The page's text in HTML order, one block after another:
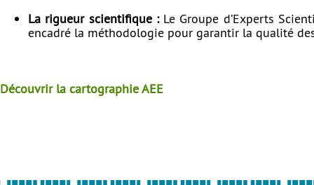
La rigueur scientifique :Le Groupe d’Experts
encadré la méthodologie pour garantir la qualité
Découvrir la cartographie AEE